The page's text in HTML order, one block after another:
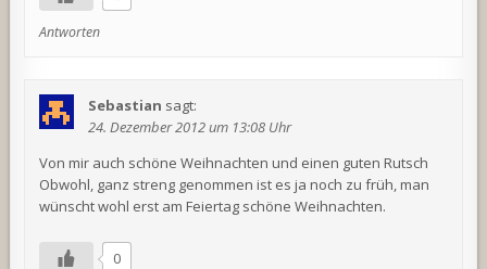
Antworten
Sebastian sagt:
24. Dezember 2012 um 13:08 Uhr
Von mir auch schöne Weihnachten und einen guten Rutsch
Obwohl, ganz streng genommen ist es ja noch zu früh, man
wünscht wohl erst am Feiertag schöne Weihnachten.
0